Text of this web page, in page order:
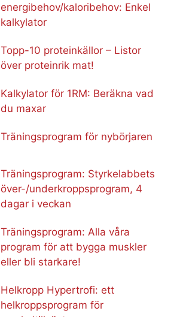
energibehov/kaloribehov: Enkel
kalkylator
Topp-10 proteinkällor – Listor
över proteinrik mat!
Kalkylator för 1RM: Beräkna vad
du maxar
Träningsprogram för nybörjaren
Träningsprogram: Styrkelabbets
över-/underkroppsprogram, 4
dagar i veckan
Träningsprogram: Alla våra
program för att bygga muskler
eller bli starkare!
Helkropp Hypertrofi: ett
helkroppsprogram för